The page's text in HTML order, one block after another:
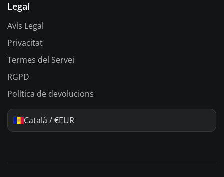
Legal
Avís Legal
Privacitat
Termes del Servei
RGPD
Política de devolucions
Català / €EUR